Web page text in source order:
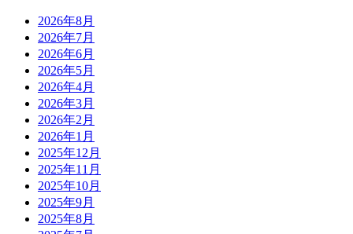
2026年8月
2026年7月
2026年6月
2026年5月
2026年4月
2026年3月
2026年2月
2026年1月
2025年12月
2025年11月
2025年10月
2025年9月
2025年8月